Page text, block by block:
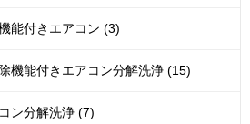
能付きエアコン (3)
機能付きエアコン分解洗浄 (15)
ン分解洗浄 (7)